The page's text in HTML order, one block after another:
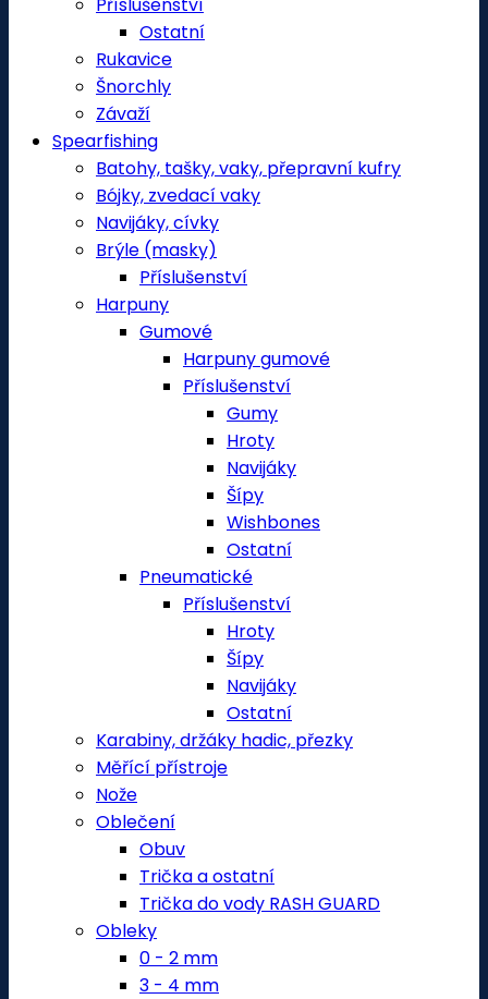
Ostatní
Rukavice
Šnorchly
Závaží
Spearfishing
Batohy, tašky, vaky, přepravní kufry
Bójky, zvedací vaky
Navijáky, cívky
Brýle (masky)
Příslušenství
Harpuny
Gumové
Harpuny gumové
Příslušenství
Gumy
Hroty
Navijáky
Šípy
Wishbones
Ostatní
Pneumatické
Příslušenství
Hroty
Šípy
Navijáky
Ostatní
Karabiny, držáky hadic, přezky
Měřící přístroje
Nože
Oblečení
Obuv
Trička a ostatní
Trička do vody RASH GUARD
Obleky
0 - 2 mm
3 - 4 mm